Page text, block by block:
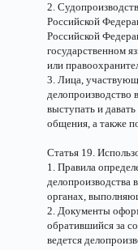
2.
Российской
Российской
государственном
или
3. Лица,
делопроизводство
выступать и
общения, а также
Статья 19.
1. Правила
делопроизводства
органах,
2. Документы
обратившийся за
ведется